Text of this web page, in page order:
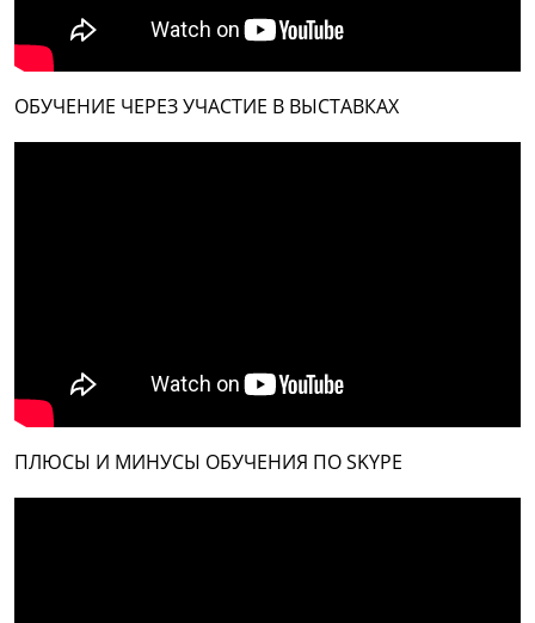
ОБУЧЕНИЕ ЧЕРЕЗ УЧАСТИЕ В ВЫСТАВКАХ
ПЛЮСЫ И МИНУСЫ ОБУЧЕНИЯ ПО SKYPE